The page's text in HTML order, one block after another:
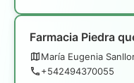
Farmacia Piedra
María Eugenia
+542494370055